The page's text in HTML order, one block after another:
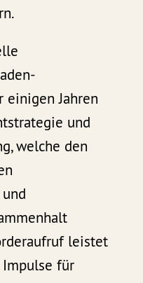
Jahren
und
welche den
leistet
für